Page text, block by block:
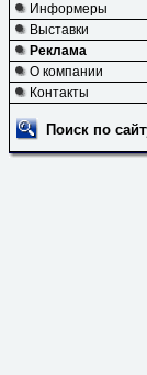
Информеры
Выставки
Реклама
О компании
Контакты
Поиск по